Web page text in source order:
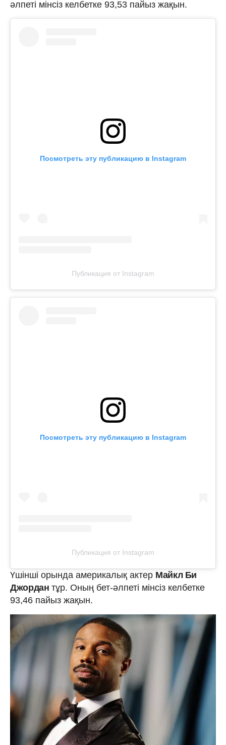
әлпеті мінсіз келбетке 93,53 пайыз жақын.
Посмотреть эту публикацию в Instagram
Публикация от Instagram
Посмотреть эту публикацию в Instagram
Публикация от Instagram
Үшінші орында америкалық актер Майкл Би
Джордан тұр. Оның бет-әлпеті мінсіз келбетке
93,46 пайыз жақын.